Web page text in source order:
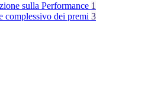
sulla Performance 1
complessivo dei premi 3